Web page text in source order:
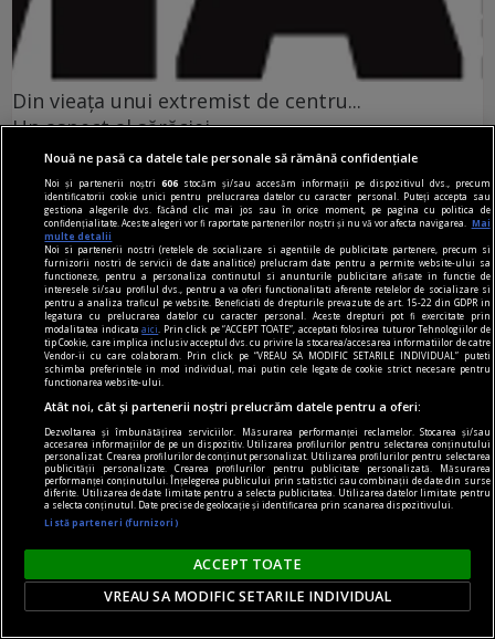
Din vieaţa unui extremist de centru...
Un aspect al sărăciei
Se constată, în cadrul mizeriei generale şi
inflaţiei pamfletare, o sărăcire a injuriei prin care
omul îşi dezvăluie, ceas de ceas, dispreţul faţă de
om. Să luăm, ca în geometrie, o dreaptă, două
drepte, trei stîngi, fie şi un pumn în cap.
Radu COSAŞU
Nouă ne pasă ca datele tale personale să rămână confidențiale
Noi și partenerii noștri606 stocăm și/sau accesăm informații pe dispozitivul dvs., precum
identificatorii cookie unici pentru prelucrarea datelor cu caracter personal. Puteți accepta sau
gestiona alegerile dvs. făcând clic mai jos sau în orice moment, pe pagina cu politica de
confidențialitate. Aceste alegeri vor fi raportate partenerilor noștri și nu vă vor afecta navigarea.
Mai
multe detalii
Noi si partenerii nostri (retelele de socializare si agentiile de publicitate partenere, precum si
furnizorii nostri de servicii de date analitice) prelucram date pentru a permite website-ului sa
functioneze, pentru a personaliza continutul si anunturile publicitare afisate in functie de
interesele si/sau profilul dvs., pentru a va oferi functionalitati aferente retelelor de socializare si
pentru a analiza traficul pe website. Beneficiati de drepturile prevazute de art. 15-22 din GDPR in
legatura cu prelucrarea datelor cu caracter personal. Aceste drepturi pot fi exercitate prin
modalitatea indicataaici
. Prin click pe “ACCEPT TOATE”, acceptati folosirea tuturor Tehnologiilor de
tip Cookie, care implica inclusiv acceptul dvs. cu privire la stocarea/accesarea informatiilor de catre
Vendor-ii cu care colaboram. Prin click pe “VREAU SA MODIFIC SETARILE INDIVIDUAL” puteti
schimba preferintele in mod individual, mai putin cele legate de cookie strict necesare pentru
functionarea website-ului.
Atât noi, cât și partenerii noștri prelucrăm datele pentru a oferi:
Dezvoltarea și îmbunătățirea serviciilor. Măsurarea performanței reclamelor. Stocarea și/sau
accesarea informațiilor de pe un dispozitiv. Utilizarea profilurilor pentru selectarea conținutului
personalizat. Crearea profilurilor de conținut personalizat. Utilizarea profilurilor pentru selectarea
publicității personalizate. Crearea profilurilor pentru publicitate personalizată. Măsurarea
performanței conținutului. Înțelegerea publicului prin statistici sau combinații de date din surse
diferite. Utilizarea de date limitate pentru a selecta publicitatea. Utilizarea datelor limitate pentru
a selecta conținutul. Date precise de geolocație și identificarea prin scanarea dispozitivului.
Listă parteneri (furnizori)
ACCEPT TOATE
VREAU SA MODIFIC SETARILE INDIVIDUAL